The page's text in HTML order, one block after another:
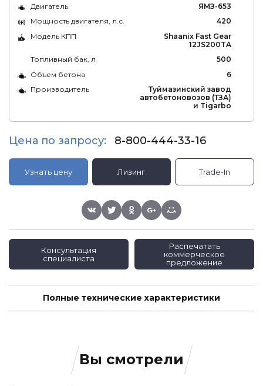
Двигатель
ЯМЗ-653
Мощность двигателя, л.с.
420
Модель КПП
Shaanix Fast Gear
12JS200TA
Топливный бак, л
500
Объем бетона
6
Производитель
Туймазинский завод
автобетоновозов (ТЗА)
и Tigarbo
Цена по запросу: 8-800-444-33-16
Узнать цену Лизинг Trade-In
Консультация
специалиста
Распечатать
коммерческое
предложение
Полные технические характеристики
Вы смотрели